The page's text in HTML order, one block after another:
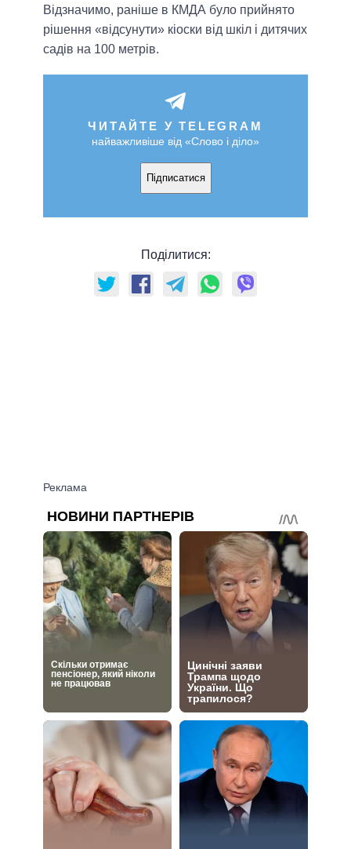
Відзначимо, раніше в КМДА було прийнято
рішення «відсунути» кіоски від шкіл і дитячих
садів на 100 метрів.
ЧИТАЙТЕ У TELEGRAM
найважливіше від «Слово і діло»
Підписатися
Поділитися: